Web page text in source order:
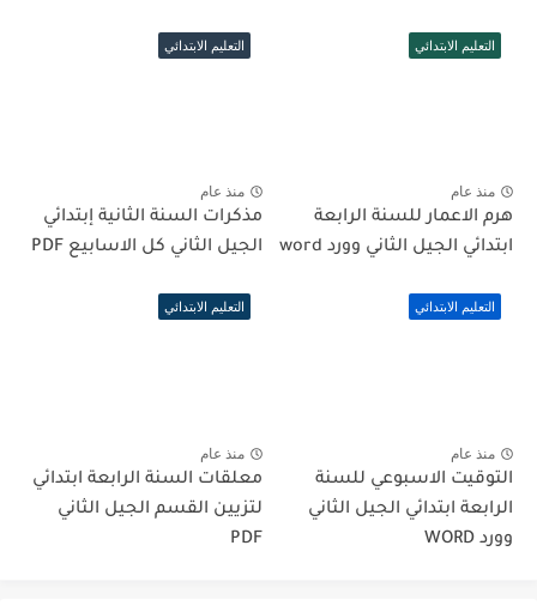
التعليم الابتدائي
منذ عام
هرم الاعمار للسنة الرابعة
ابتدائي الجيل الثاني وورد word
التعليم الابتدائي
منذ عام
مذكرات السنة الثانية إبتدائي
الجيل الثاني كل الاسابيع PDF
التعليم الابتدائي
منذ عام
التوقيت الاسبوعي للسنة
الرابعة ابتدائي الجيل الثاني
وورد WORD
التعليم الابتدائي
منذ عام
معلقات السنة الرابعة ابتدائي
لتزيين القسم الجيل الثاني
PDF